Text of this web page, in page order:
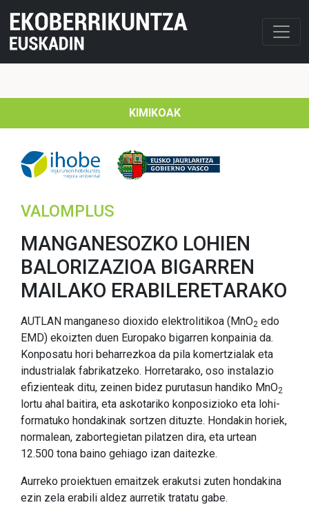
KIMIKOAK
VALOMPLUS
MANGANESOZKO LOHIEN
BALORIZAZIOA BIGARREN
MAILAKO ERABILERETARAKO
AUTLAN manganeso dioxido elektrolitikoa (MnO2 edo
EMD) ekoizten duen Europako bigarren konpainia da.
Konposatu hori beharrezkoa da pila komertzialak eta
industrialak fabrikatzeko. Horretarako, oso instalazio
efizienteak ditu, zeinen bidez purutasun handiko MnO2
lortu ahal baitira, eta askotariko konposizioko eta lohi-
formatuko hondakinak sortzen dituzte. Hondakin horiek,
normalean, zabortegietan pilatzen dira, eta urtean
12.500 tona baino gehiago izan daitezke.
Aurreko proiektuen emaitzek erakutsi zuten hondakina
ezin zela erabili aldez aurretik tratatu gabe.